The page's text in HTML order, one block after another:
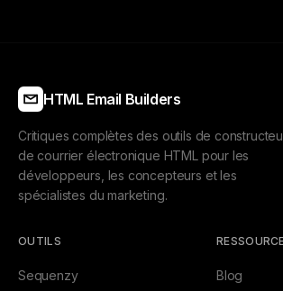
HTML Email Builders
Critiques complètes des outils de
de courrier électronique HTML pour les
développeurs, les concepteurs et les
spécialistes du marketing.
OUTILS
Sequenzy Blog